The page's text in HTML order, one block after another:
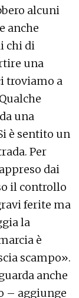
alcuni
anche
chi di
una
troviamo a
una
è sentito un
Per
dai
il controllo
ferite ma
la
è
scampo».
anche
– aggiunge